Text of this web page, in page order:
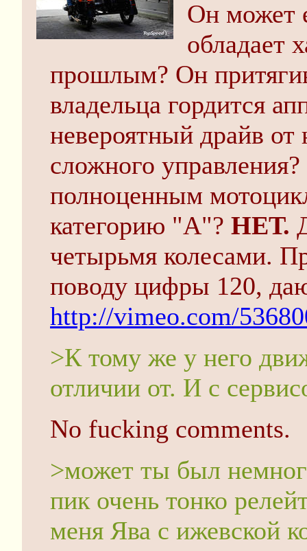
Он может
обладает
прошлым? Он
владельца гордится
невероятный драйв
сложного
полноценным
категорию "А"? НЕТ.
четырьмя колесами.
поводу цифры 120,
http://vimeo.com/
>К тому же у него
отличии от. И с
No fucking comments.
>может ты был
пик очень тонко
меня Ява с ижевской